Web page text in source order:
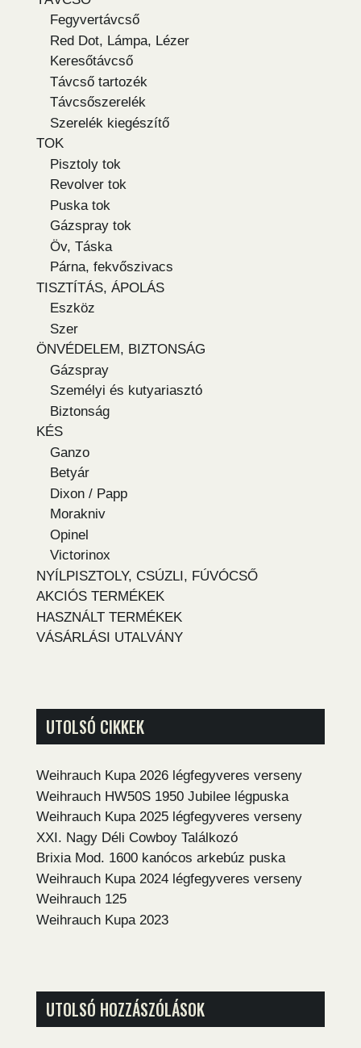
Fegyvertávcső
Red Dot, Lámpa, Lézer
Keresőtávcső
Távcső tartozék
Távcsőszerelék
Szerelék kiegészítő
TOK
Pisztoly tok
Revolver tok
Puska tok
Gázspray tok
Öv, Táska
Párna, fekvőszivacs
TISZTÍTÁS, ÁPOLÁS
Eszköz
Szer
ÖNVÉDELEM, BIZTONSÁG
Gázspray
Személyi és kutyariasztó
Biztonság
KÉS
Ganzo
Betyár
Dixon / Papp
Morakniv
Opinel
Victorinox
NYÍLPISZTOLY, CSÚZLI, FÚVÓCSŐ
AKCIÓS TERMÉKEK
HASZNÁLT TERMÉKEK
VÁSÁRLÁSI UTALVÁNY
UTOLSÓ CIKKEK
Weihrauch Kupa 2026 légfegyveres verseny
Weihrauch HW50S 1950 Jubilee légpuska
Weihrauch Kupa 2025 légfegyveres verseny
XXI. Nagy Déli Cowboy Találkozó
Brixia Mod. 1600 kanócos arkebúz puska
Weihrauch Kupa 2024 légfegyveres verseny
Weihrauch 125
Weihrauch Kupa 2023
UTOLSÓ HOZZÁSZÓLÁSOK